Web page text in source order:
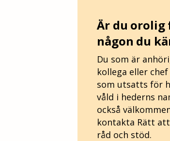
Är du orolig
någon du
Du som är
kollega eller
som utsatts för
våld i hederns
också
kontakta Rätt
råd och stöd.